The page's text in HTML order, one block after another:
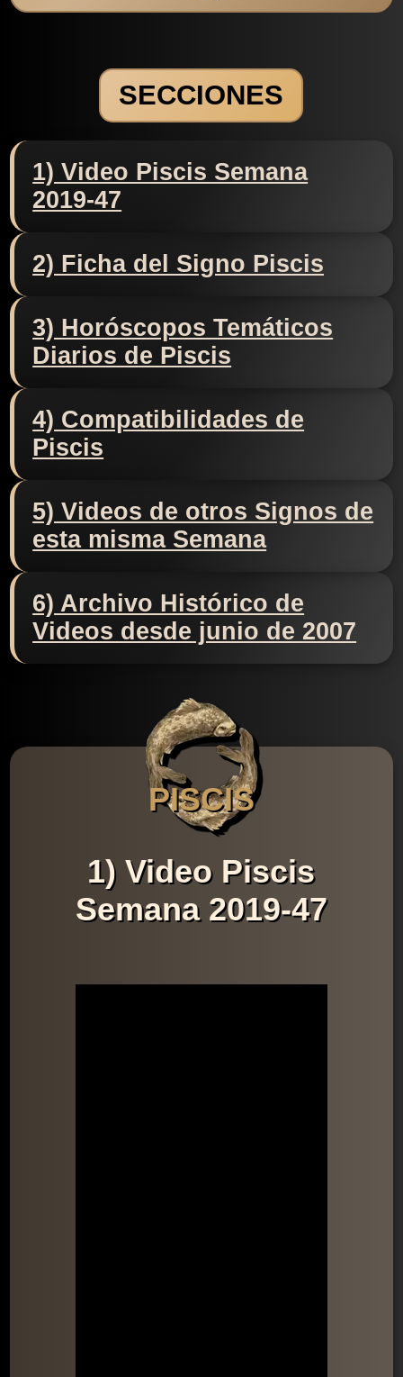
SECCIONES
1) Video Piscis Semana
2019-47
2) Ficha del Signo Piscis
3) Horóscopos Temáticos
Diarios de Piscis
4) Compatibilidades de
Piscis
5) Videos de otros Signos de
esta misma Semana
6) Archivo Histórico de
Videos desde junio de 2007
PISCIS
1) Video Piscis
Semana 2019-47